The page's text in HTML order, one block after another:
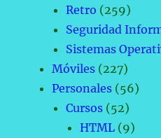
Retro (259)
Seguridad
Sistemas
Móviles (227)
Personales (56)
Cursos (52)
HTML (9)